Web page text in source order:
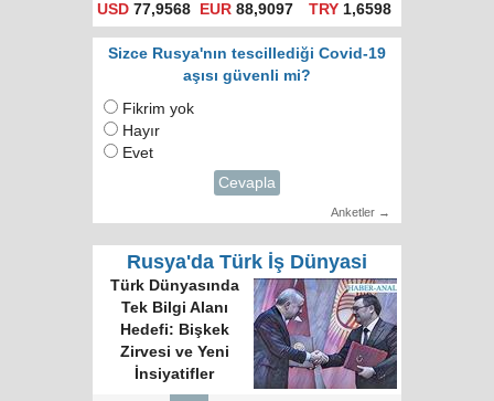
USD 77,9568 EUR 88,9097 TRY1,6598
Sizce Rusya'nın tescillediği Covid-19
aşısı güvenli mi?
Fikrim yok
Hayır
Evet
Cevapla
Anketler →
Rusya'da Türk İş Dünyasi
Türk Dünyası 34
Harfli Ortak Alfabe
Üzerinde Uzlaşı
Sağlandı